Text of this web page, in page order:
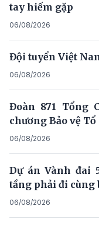
tay hiếm gặp
06/08/2026
Đội tuyển Việt
06/08/2026
Đoàn 871 Tổng
chương Bảo vệ
06/08/2026
Dự án Vành đai
tầng phải đi cùng
06/08/2026